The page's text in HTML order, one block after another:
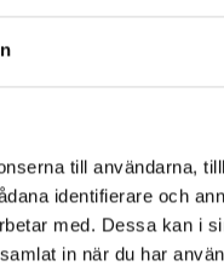
till användarna,
identifierare och
med. Dessa kan i
in när du har
Fri frakt